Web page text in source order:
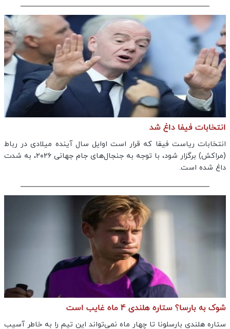
انتخابات فیفا داغ شد
انتخابات ریاست فیفا که قرار است اوایل سال آینده میلادی در رباط
(مراکش) برگزار شود، با توجه به جنجال‌های جام جهانی ۲۰۲۶، به شدت
داغ شده است.
شوک به بارسا؟ ستاره هلندی 4 ماه غایب است
ستاره هلندی بارسلونا تا چهار ماه نمی‌تواند این تیم را به خاطر آسیب